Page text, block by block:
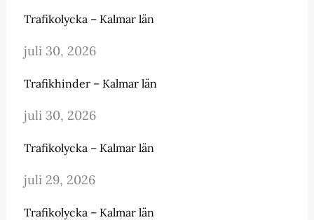
Trafikolycka – Kalmar län
juli 30, 2026
Trafikhinder – Kalmar län
juli 30, 2026
Trafikolycka – Kalmar län
juli 29, 2026
Trafikolycka – Kalmar län